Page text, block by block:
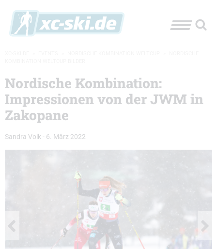
Nordische Kombination:
Impressionen von der JWM in
Zakopane
Sandra Volk- 6. März 2022